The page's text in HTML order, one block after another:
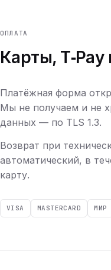
ОПЛАТА
Карты,
Платёжная форма
Мы не получаем и не
данных — по TLS 1.3.
Возврат при
автоматический, в
карту.
VISA MASTERCARD МИР